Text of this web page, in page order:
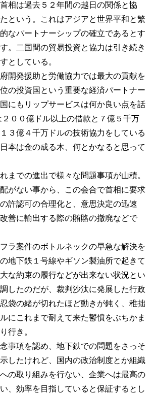
相は過去５２年間の越日の関係と協
という。これはアジアと世界平和と繁
なパートナーシップの確立であるとす
。二国間の貿易投資と協力は引き続き
としている。
開発援助と労働協力では最大の貢献を
の投資国という重要な経済パートナー
にもリップサービスは何か良い点を話
００億ドル以上の借款と７億５千万
３億４千万ドルの技術協力をしている
本は金の成る木、何とかなると思って
までの進出で様々な問題事項が山積。
がない事から、この会合で首相に要求
許認可の合理化と、意思決定の迅速
善に輸出する際の賄賂の撤廃などで
ラ案件のボトルネックの早急な解決を
地下鉄１号線やギソン製油所で起きて
な約束の履行などが出来ない状況とい
したのだが、裁判沙汰に発展した行政
袋の緒が切れたほど動きが鈍く、稚拙
にこれまで耐えて来た鬱憤をぶちかま
行き。
事項を認め、地下鉄での問題をさっそ
したけれど、国内の政治制度とか組織
の取り組みを行ない、企業へは最高の
、効率を目指していると保証するとし